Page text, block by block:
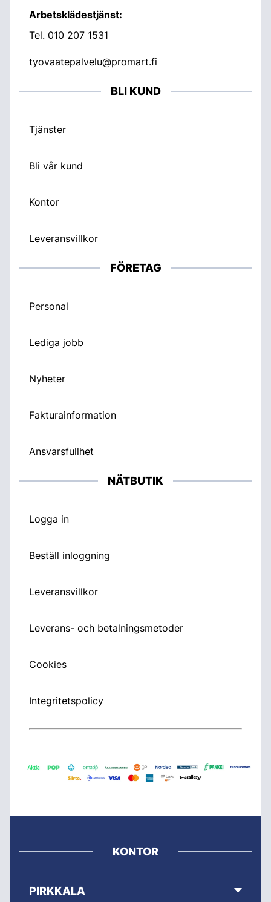
Arbetsklädestjänst:
Tel. 010 207 1531
tyovaatepalvelu@promart.fi
BLI KUND
Tjänster
Bli vår kund
Kontor
Leveransvillkor
FÖRETAG
Personal
Lediga jobb
Nyheter
Fakturainformation
Ansvarsfullhet
NÄTBUTIK
Logga in
Beställ inloggning
Leveransvillkor
Leverans- och betalningsmetoder
Cookies
Integritetspolicy
KONTOR
PIRKKALA